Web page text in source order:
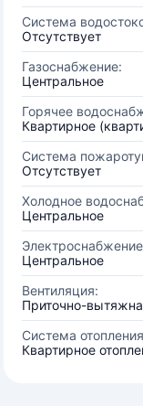
Система
Отсутствует
Газоснабжение:
Центральное
Горячее
Квартирное
Система
Отсутствует
Холодное
Центральное
Центральное
Вентиляция:
Приточно-
Система
Квартирное